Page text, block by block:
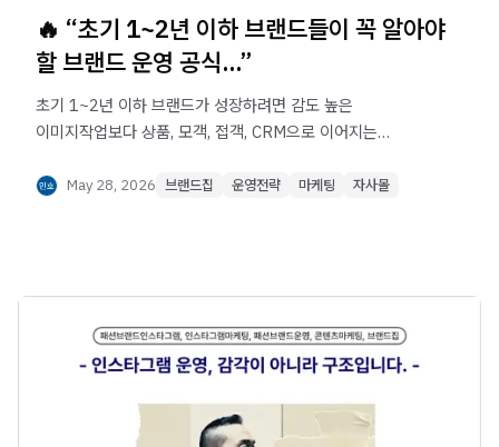
🔥 “초기 1~2년 이하 브랜드들이 꼭 알아야
할 브랜드 운영 공식...”
초기 1~2년 이하 브랜드가 성장하려면 감도 높은
이미지작업보다 상품, 모객, 접객, CRM으로 이어지는
어떻게 유입되고, 무엇으로 구매 전환되며, 어떻게 다시 오게
May 28, 2026 브랜드집 운영전략 마케팅 자사몰